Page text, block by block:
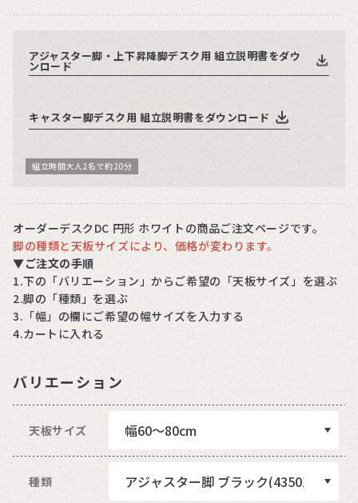
アジャスター脚・上下昇降脚デスク用 組立説明書をダウ
ンロード
キャスター脚デスク用 組立説明書をダウンロード
組立時間大人2名で約20分
オーダーデスクDC 円形 ホワイトの商品ご注文ページです。
脚の種類と天板サイズにより、価格が変わります。
▼ご注文の手順
1.下の「バリエーション」からご希望の「天板サイズ」を選ぶ
2.脚の「種類」を選ぶ
3.「幅」の欄にご希望の幅サイズを入力する
4.カートに入れる
バリエーション
天板サイズ
種類